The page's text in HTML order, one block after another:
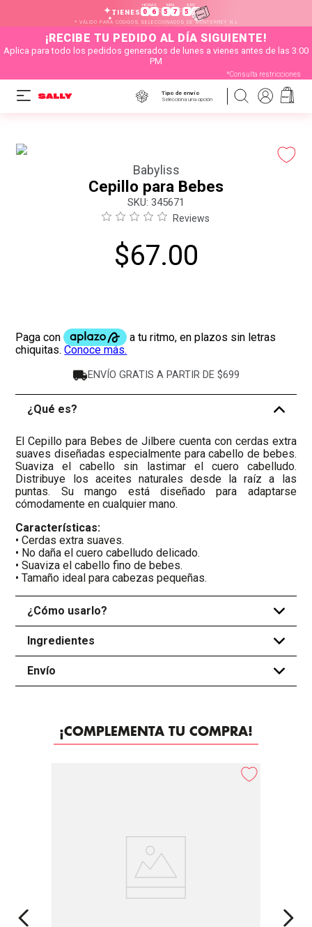
TIENES
HORAS
0 6 :
MIN
5 7 :
SEG
5 7
* VÁLIDO PARA CÓDIGOS SELECCIONADOS DE MONTERREY N.L
¡RECIBE TU PEDIDO AL DÍA SIGUIENTE!
Aplica para todo los pedidos generados de lunes a vienes antes de las 3:00
PM
*Consulta restricciones
Tipo de envío
Selecciona una opción
Babyliss
Cepillo para Bebes
: 345671
Reviews
$67.00
ENVÍO GRATIS A PARTIR DE $699
¿Qué es? -
El Cepillo para Bebes de Jilbere cuenta con cerdas extra
suaves diseñadas especialmente para cabello de bebes.
Suaviza el cabello sin lastimar el cuero cabelludo.
Distribuye los aceites naturales desde la raíz a las
puntas. Su mango está diseñado para adaptarse
cómodamente en cualquier mano.
Características:
• Cerdas extra suaves.
• No daña el cuero cabelludo delicado.
• Suaviza el cabello fino de bebes.
• Tamaño ideal para cabezas pequeñas.
¿Cómo usarlo? +
Ingredientes +
Envío +
¡COMPLEMENTA TU COMPRA!